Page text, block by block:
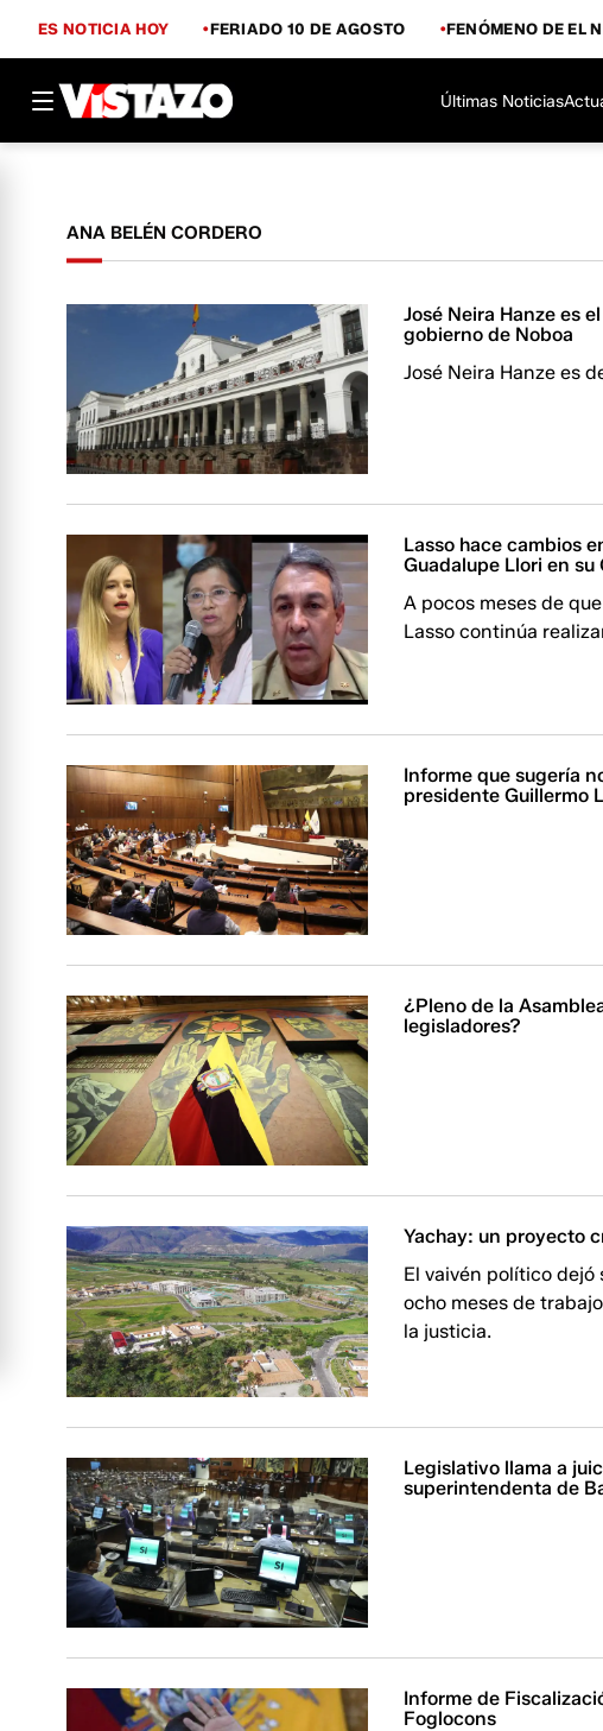
ES NOTICIA HOY FERIADO 10 DE AGOSTO FENÓMENO DE EL
Últimas Noticias
ANA BELÉN CORDERO
José Neira Hanze es
gobierno de Noboa
José Neira Hanze es
Lasso hace cambios
Guadalupe Llori en su
A pocos meses de
Lasso continúa
Informe que sugería
presidente Guillermo
¿Pleno de la
legisladores?
Yachay: un proyecto
El vaivén político dejó
ocho meses de
la justicia.
Legislativo llama a
superintendenta de
Informe de
Foglocons